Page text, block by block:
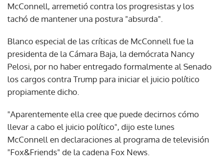
McConnell, arremetió contra los progresistas y los
tachó de mantener una postura "absurda".
Blanco especial de las críticas de McConnell fue la
presidenta de la Cámara Baja, la demócrata Nancy
Pelosi, por no haber entregado formalmente al Senado
los cargos contra Trump para iniciar el juicio político
propiamente dicho.
"Aparentemente ella cree que puede decirnos cómo
llevar a cabo el juicio político", dijo este lunes
McConnell en declaraciones al programa de televisión
"Fox&Friends" de la cadena Fox News.